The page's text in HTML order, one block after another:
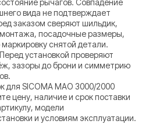
рычагов. Совпадение
вида не подтверждает
заказом сверяют шильдик,
посадочные размеры,
снятой детали.
Перед установкой проверяют
зазоры до брони и симметрию
для SICOMA MAO 3000/2000
цену, наличие и срок поставки
модели
и условиям эксплуатации.